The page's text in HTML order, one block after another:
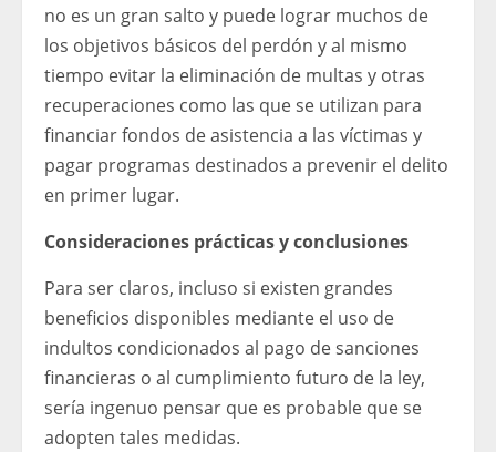
no es un gran salto y puede lograr muchos de
los objetivos básicos del perdón y al mismo
tiempo evitar la eliminación de multas y otras
recuperaciones como las que se utilizan para
financiar fondos de asistencia a las víctimas y
pagar programas destinados a prevenir el delito
en primer lugar.
Consideraciones prácticas y conclusiones
Para ser claros, incluso si existen grandes
beneficios disponibles mediante el uso de
indultos condicionados al pago de sanciones
financieras o al cumplimiento futuro de la ley,
sería ingenuo pensar que es probable que se
adopten tales medidas.